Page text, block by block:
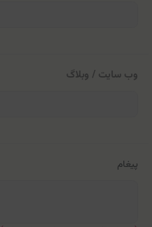
وب سایت / وبلاگ
پیغام